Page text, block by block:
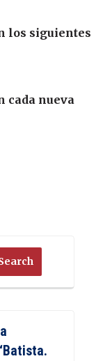
los siguientes
cada nueva